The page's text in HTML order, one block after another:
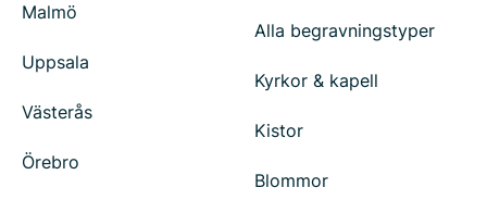
Malmö
Uppsala
Västerås
Örebro
Alla begravningstyper
Kyrkor & kapell
Kistor
Blommor